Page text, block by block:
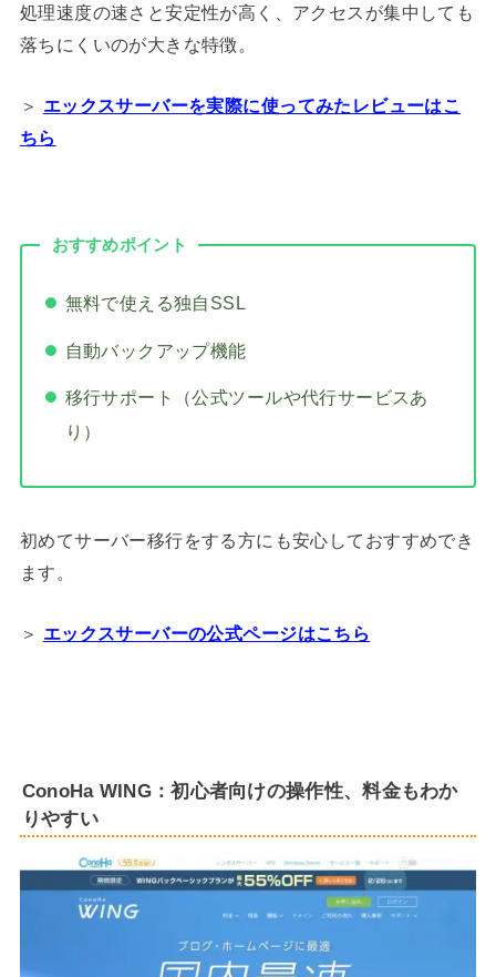
処理速度の速さと安定性が高く、アクセスが集中しても
落ちにくいのが大きな特徴。
＞ エックスサーバーを実際に使ってみたレビューはこ
ちら
おすすめポイント
無料で使える独自SSL
自動バックアップ機能
移行サポート（公式ツールや代行サービスあ
り）
初めてサーバー移行をする方にも安心しておすすめでき
ます。
＞ エックスサーバーの公式ページはこちら
ConoHa WING：初心者向けの操作性、料金もわか
りやすい